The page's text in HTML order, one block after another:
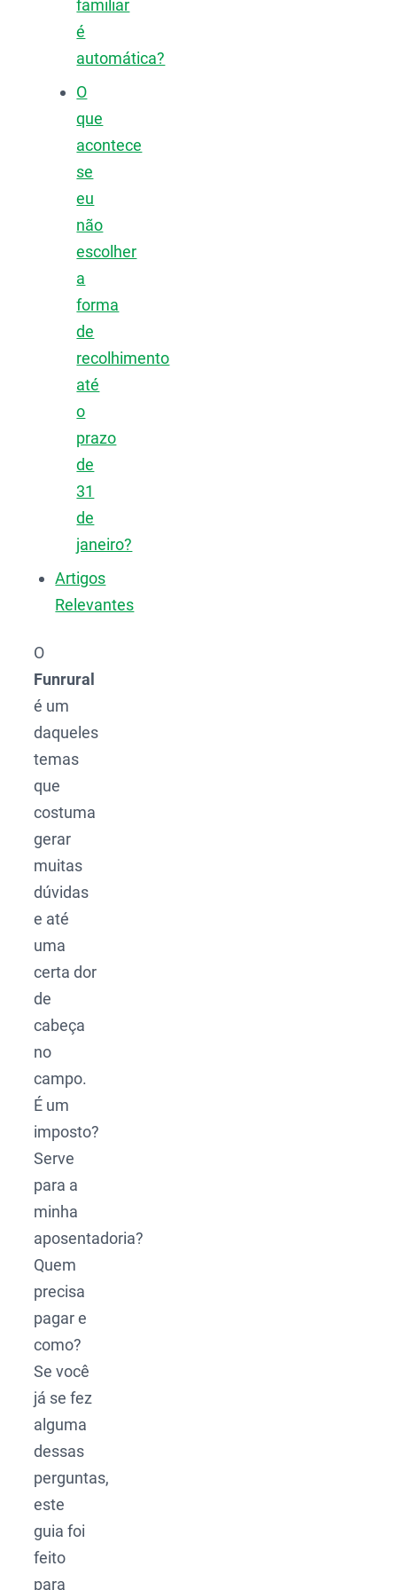
familiar
é
automática?
O
que
acontece
se
eu
não
escolher
a
forma
de
recolhimento
até
o
prazo
de
31
de
janeiro?
Artigos
Relevantes
O
Funrural
é um
daqueles
temas
que
costuma
gerar
muitas
dúvidas
e até
uma
certa dor
de
cabeça
no
campo.
É um
imposto?
Serve
para a
minha
aposentadoria?
Quem
precisa
pagar e
como?
Se você
já se fez
alguma
dessas
perguntas,
este
guia foi
feito
para